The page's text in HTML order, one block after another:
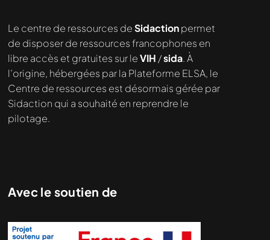
Le centre de ressources deSidactionpermet
de disposer de ressources francophones en
libre accès et gratuites sur leVIH /sida. À
l’origine, hébergées par la Plateforme ELSA, le
Centre de ressources est désormais gérée par
Sidaction qui a souhaité en reprendre le
pilotage.
Avec le soutien de